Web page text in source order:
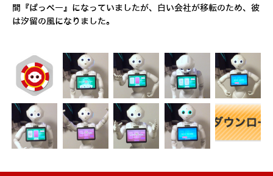
間『ぱっぺー』になっていましたが、白い会社が移転のため、彼
は汐留の風になりました。